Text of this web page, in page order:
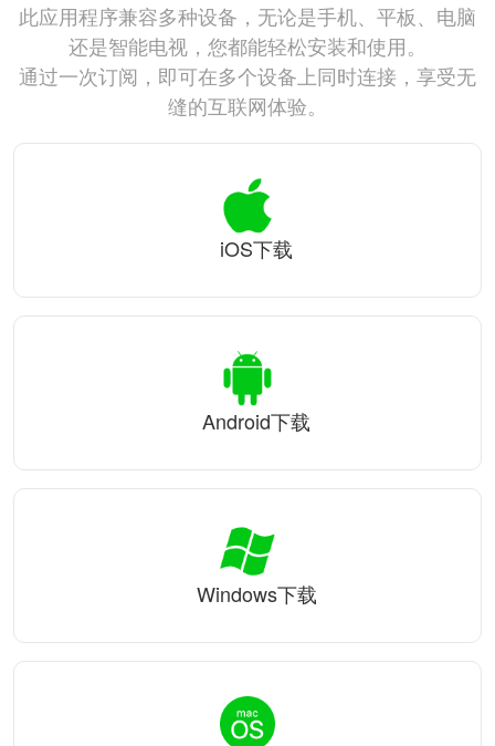
此应用程序兼容多种设备，无论是手机、平板、电脑
还是智能电视，您都能轻松安装和使用。
通过一次订阅，即可在多个设备上同时连接，享受无
缝的互联网体验。
iOS下载
Android下载
Windows下载